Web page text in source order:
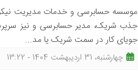
موسسه حسابرسی و خدمات مدیریت نیکو
جذب شریک، مدیر حسابرسی و نیز
جویای کار در سمت شریک یا مد...
چهارشنبه، 31 اردیبهشت 1404 - 13:22